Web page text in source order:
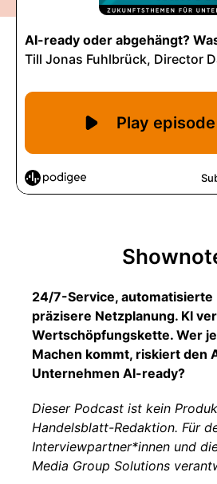
24/7-Service, automatisierte
präzisere Netzplanung. KI
Wertschöpfungskette. Wer
Machen kommt, riskiert den
Unternehmen AI-ready?
Dieser Podcast ist kein
Handelsblatt-Redaktion. Für
Interviewpartner*innen und
Media Group Solutions